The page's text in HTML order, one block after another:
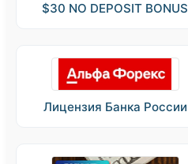
$30 NO DEPOSIT BONUS
Лицензия Банка России